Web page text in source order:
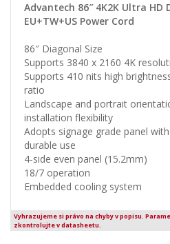
Advantech 86″ 4K2K Ultra
EU+TW+US Power Cord
86″ Diagonal Size
Supports 3840 x 2160 4K
Supports 410 nits high
ratio
Landscape and portrait
installation flexibility
Adopts signage grade panel
durable use
4-side even panel (15.2mm)
18/7 operation
Embedded cooling system
Vyhrazujeme si právo na chyby v popisu.
zkontrolujte v datasheetu.